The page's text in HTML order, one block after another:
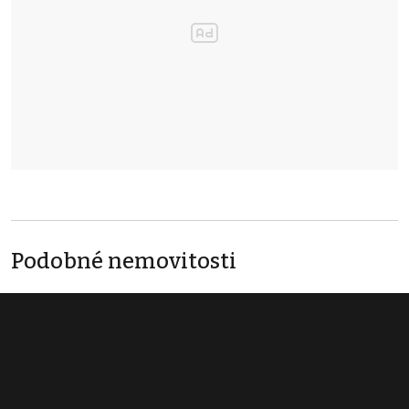
Podobné nemovitosti